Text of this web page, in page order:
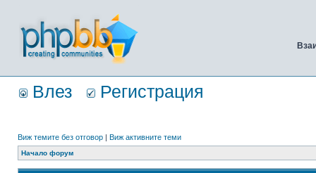
Влез Регистрация
Виж темите без отговор | Виж активните теми
Начало форум